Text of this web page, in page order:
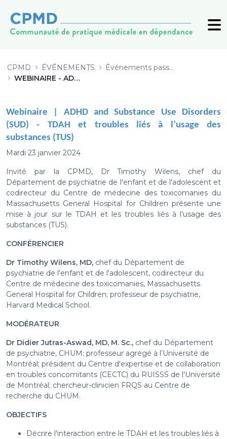
CPMD ÉVÉNEMENTS
Événements passés (archive)
WEBINAIRE - ADHD & Substance Use Disorders
Webinaire | ADHD and Substance Use Disorders
(SUD) - TDAH et troubles liés à l’usage des
substances (TUS)
Mardi 23 janvier 2024
Invité par la CPMD, Dr Timothy Wilens, chef du
Département de psychiatrie de l'enfant et de l'adolescent et
codirecteur du Centre de médecine des toxicomanies du
Massachusetts General Hospital for Children présente une
mise à jour sur le TDAH et les troubles liés à l’usage des
substances (TUS).
CONFÉRENCIER
Dr Timothy Wilens, MD, chef du Département de
psychiatrie de l'enfant et de l'adolescent, codirecteur du
Centre de médecine des toxicomanies, Massachusetts
General Hospital for Children; professeur de psychiatrie,
Harvard Medical School.
MODÉRATEUR
Dr Didier Jutras-Aswad, MD, M. Sc., chef du Département
de psychiatrie, CHUM; professeur agrégé à l’Université de
Montréal; président du Centre d'expertise et de collaboration
en troubles concomitants (CECTC) du RUISSS de l'Université
de Montréal; chercheur-clinicien FRQS au Centre de
recherche du CHUM.
OBJECTIFS
Décrire l'interaction entre le TDAH et les troubles liés à